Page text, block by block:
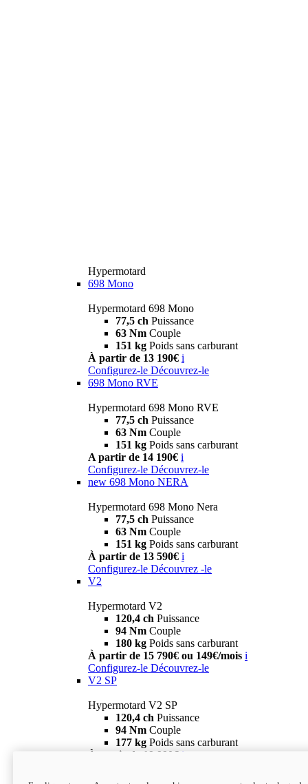
Hypermotard
698 Mono
Hypermotard 698 Mono
77,5 ch Puissance
63 Nm Couple
151 kg Poids sans carburant
À partir de 13 190€ i
Configurez-le Découvrez-le
698 Mono RVE
Hypermotard 698 Mono RVE
77,5 ch Puissance
63 Nm Couple
151 kg Poids sans carburant
A partir de 14 190€ i
Configurez-le Découvrez-le
new 698 Mono NERA
Hypermotard 698 Mono Nera
77,5 ch Puissance
63 Nm Couple
151 kg Poids sans carburant
À partir de 13 590€ i
Configurez-le Découvrez -le
V2
Hypermotard V2
120,4 ch Puissance
94 Nm Couple
180 kg Poids sans carburant
À partir de 15 790€ ou 149€/mois i
Configurez-le Découvrez-le
V2 SP
Hypermotard V2 SP
120,4 ch Puissance
94 Nm Couple
177 kg Poids sans carburant
À partir de 19 990€ i
new
V2 SP 100